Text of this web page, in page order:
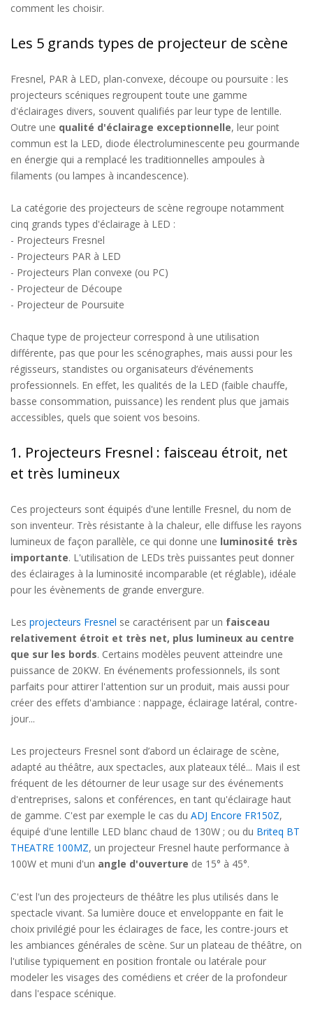
comment les choisir.
Les 5 grands types de projecteur de scène
Fresnel, PAR à LED, plan-convexe, découpe ou poursuite : les
projecteurs scéniques regroupent toute une gamme
d'éclairages divers, souvent qualifiés par leur type de lentille.
Outre une qualité d'éclairage exceptionnelle, leur point
commun est la LED, diode électroluminescente peu gourmande
en énergie qui a remplacé les traditionnelles ampoules à
filaments (ou lampes à incandescence).
La catégorie des projecteurs de scène regroupe notamment
cinq grands types d'éclairage à LED :
- Projecteurs Fresnel
- Projecteurs PAR à LED
- Projecteurs Plan convexe (ou PC)
- Projecteur de Découpe
- Projecteur de Poursuite
Chaque type de projecteur correspond à une utilisation
différente, pas que pour les scénographes, mais aussi pour les
régisseurs, standistes ou organisateurs d’événements
professionnels. En effet, les qualités de la LED (faible chauffe,
basse consommation, puissance) les rendent plus que jamais
accessibles, quels que soient vos besoins.
1. Projecteurs Fresnel : faisceau étroit, net
et très lumineux
Ces projecteurs sont équipés d'une lentille Fresnel, du nom de
son inventeur. Très résistante à la chaleur, elle diffuse les rayons
lumineux de façon parallèle, ce qui donne une luminosité très
importante. L'utilisation de LEDs très puissantes peut donner
des éclairages à la luminosité incomparable (et réglable), idéale
pour les évènements de grande envergure.
Les projecteurs Fresnel se caractérisent par un faisceau
relativement étroit et très net, plus lumineux au centre
que sur les bords. Certains modèles peuvent atteindre une
puissance de 20KW. En événements professionnels, ils sont
parfaits pour attirer l'attention sur un produit, mais aussi pour
créer des effets d'ambiance : nappage, éclairage latéral, contre-
jour...
Les projecteurs Fresnel sont d’abord un éclairage de scène,
adapté au théâtre, aux spectacles, aux plateaux télé... Mais il est
fréquent de les détourner de leur usage sur des événements
d'entreprises, salons et conférences, en tant qu'éclairage haut
de gamme. C'est par exemple le cas du ADJ Encore FR150Z,
équipé d'une lentille LED blanc chaud de 130W ; ou du Briteq BT
THEATRE 100MZ, un projecteur Fresnel haute performance à
100W et muni d'un angle d'ouverture de 15° à 45°.
C'est l'un des projecteurs de théâtre les plus utilisés dans le
spectacle vivant. Sa lumière douce et enveloppante en fait le
choix privilégié pour les éclairages de face, les contre-jours et
les ambiances générales de scène. Sur un plateau de théâtre, on
l'utilise typiquement en position frontale ou latérale pour
modeler les visages des comédiens et créer de la profondeur
dans l'espace scénique.